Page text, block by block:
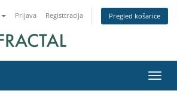
Prijava Registtracija Pregled košarice